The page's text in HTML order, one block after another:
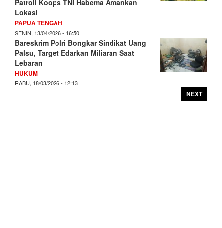
Patroli Koops TNI Habema Amankan
Lokasi
PAPUA TENGAH
SENIN, 13/04/2026 - 16:50
Bareskrim Polri Bongkar Sindikat Uang
Palsu, Target Edarkan Miliaran Saat
Lebaran
HUKUM
RABU, 18/03/2026 - 12:13
NEXT